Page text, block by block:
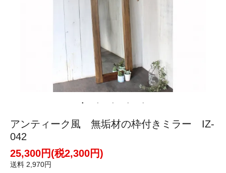
アンティーク風 無垢材の枠付きミラー IZ-
042
25,300円(税2,300円)
送料 2,970円